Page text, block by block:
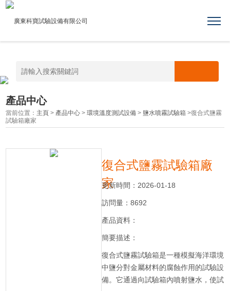
日韩a级片-亚洲另类色综合网站-国产第五页-怡红院成人av-伊人婷婷久久-视频在线
wwwwxxxx888
產品中心
當前位置： 主頁 > 產品中心 >環境溫度測試設備 > 鹽水噴霧試驗箱 >復合式鹽霧
試驗箱廠家
復合式鹽霧試驗箱廠
家
更新時間：2026-01-18
訪問量：8692
產品資料：
簡要描述：
復合式鹽霧試驗箱是一種模擬海洋環境
中鹽分對金屬材料的腐蝕作用的試驗設
備。它通過向試驗箱內噴射鹽水，使試